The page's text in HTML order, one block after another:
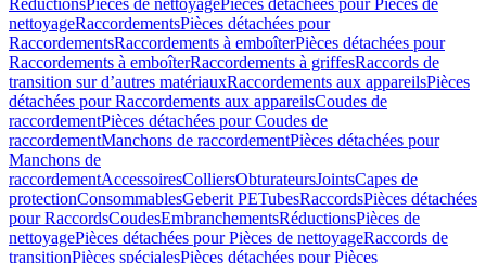
RéductionsPièces de nettoyagePièces détachées pour Pièces de
nettoyageRaccordementsPièces détachées pour
RaccordementsRaccordements à emboîterPièces détachées pour
Raccordements à emboîterRaccordements à griffesRaccords de
transition sur d’autres matériauxRaccordements aux appareilsPièces
détachées pour Raccordements aux appareilsCoudes de
raccordementPièces détachées pour Coudes de
raccordementManchons de raccordementPièces détachées pour
Manchons de
raccordementAccessoiresColliersObturateursJointsCapes de
protectionConsommablesGeberit PETubesRaccordsPièces détachées
pour RaccordsCoudesEmbranchementsRéductionsPièces de
nettoyagePièces détachées pour Pièces de nettoyageRaccords de
transitionPièces spécialesPièces détachées pour Pièces